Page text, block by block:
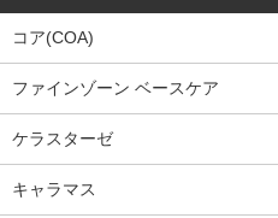
コア(COA)
ファインゾーン ベースケア
ケラスターゼ
キャラマス